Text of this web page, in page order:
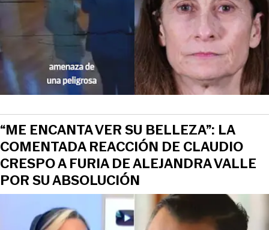
“ME ENCANTA VER SU BELLEZA”: LA
COMENTADA REACCIÓN DE CLAUDIO
CRESPO A FURIA DE ALEJANDRA VALLE
POR SU ABSOLUCIÓN